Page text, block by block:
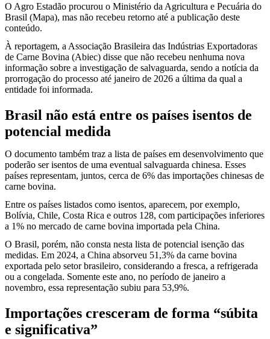
O Agro Estadão procurou o Ministério da Agricultura e Pecuária do
Brasil (Mapa), mas não recebeu retorno até a publicação deste
conteúdo.
À reportagem, a Associação Brasileira das Indústrias Exportadoras
de Carne Bovina (Abiec) disse que não recebeu nenhuma nova
informação sobre a investigação de salvaguarda, sendo a notícia da
prorrogação do processo até janeiro de 2026 a última da qual a
entidade foi informada.
Brasil não está entre os países isentos de
potencial medida
O documento também traz a lista de países em desenvolvimento que
poderão ser isentos de uma eventual salvaguarda chinesa. Esses
países representam, juntos, cerca de 6% das importações chinesas de
carne bovina.
Entre os países listados como isentos, aparecem, por exemplo,
Bolívia, Chile, Costa Rica e outros 128, com participações inferiores
a 1% no mercado de carne bovina importada pela China.
O Brasil, porém, não consta nesta lista de potencial isenção das
medidas. Em 2024, a China absorveu 51,3% da carne bovina
exportada pelo setor brasileiro, considerando a fresca, a refrigerada
ou a congelada. Somente este ano, no período de janeiro a
novembro, essa representação subiu para 53,9%.
Importações cresceram de forma “súbita
e significativa”